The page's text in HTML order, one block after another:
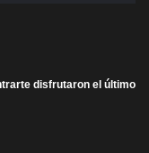
disfrutaron el último